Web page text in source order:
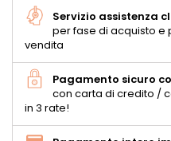
Servizio assistenza
per fase di acquisto e
vendita
Pagamento sicuro
con carta di credito /
in 3 rate!